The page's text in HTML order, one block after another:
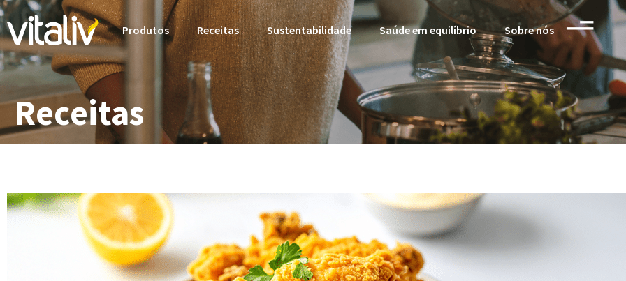
Produtos Receitas Sustentabilidade Saúde em equilíbrio Sobre nós
Receitas